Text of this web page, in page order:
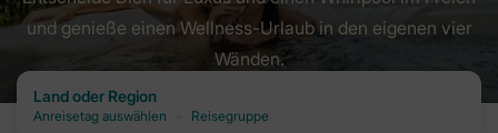
und genieße einen Wellness-Urlaub in den eigenen vier
Wänden.